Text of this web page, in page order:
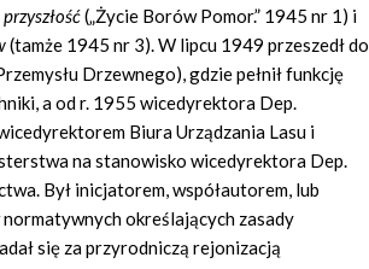
(„Życie Borów Pomor.” 1945 nr 1) i
(tamże 1945 nr 3). W lipcu 1949 przeszedł do
Drzewnego), gdzie pełnił funkcję
a od r. 1955 wicedyrektora Dep.
Biura Urządzania Lasu i
na stanowisko wicedyrektora Dep.
Był inicjatorem, współautorem, lub
określających zasady
się za przyrodniczą rejonizacją